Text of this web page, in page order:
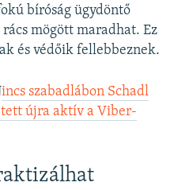
bíróság ügydöntő
mögött maradhat. Ez
és védőik fellebbeznek.
incs szabadlábon Schadl
újra aktív a Viber-